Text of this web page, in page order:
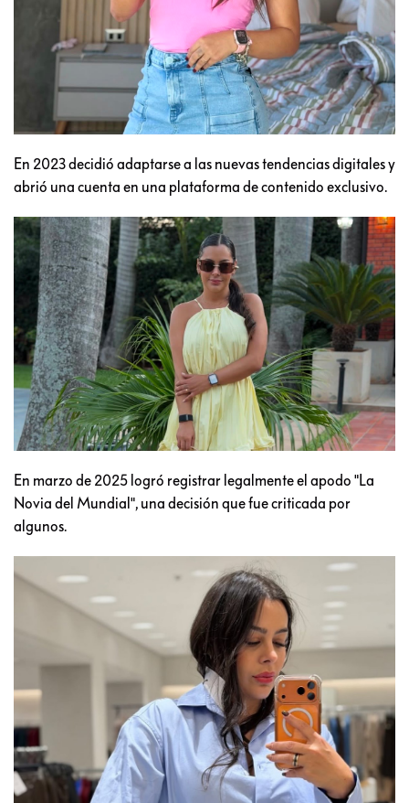
En 2023 decidió adaptarse a las nuevas tendencias digitales y
abrió una cuenta en una plataforma de contenido exclusivo.
En marzo de 2025 logró registrar legalmente el apodo "La
Novia del Mundial", una decisión que fue criticada por
algunos.